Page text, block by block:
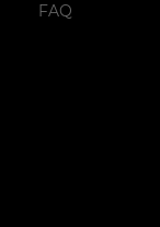
FAQ